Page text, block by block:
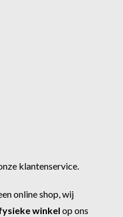
klantenservice.
online shop, wij
winkel op ons